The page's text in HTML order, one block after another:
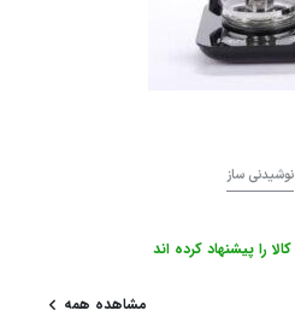
نوشیدنی ساز
مشاهده همه